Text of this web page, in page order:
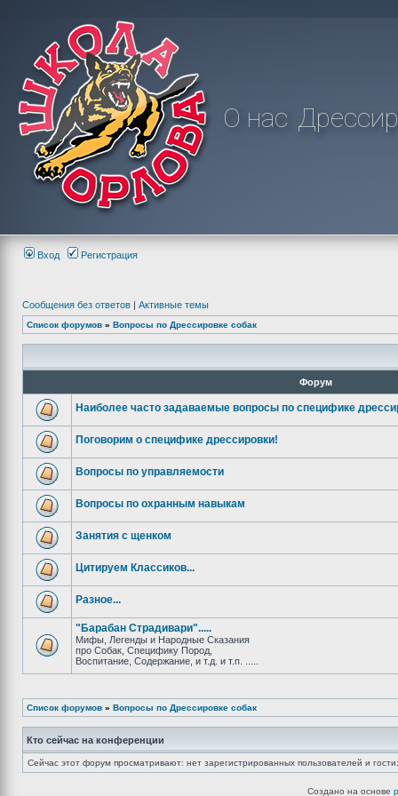
О нас
Вход Регистрация
Сообщения без ответов | Активные темы
Список форумов » Вопросы по Дрессировке собак
Форум
Наиболее часто задаваемые вопросы по специфике
Поговорим о специфике дрессировки!
Вопросы по управляемости
Вопросы по охранным навыкам
Занятия с щенком
Цитируем Классиков...
Разное...
"Барабан Страдивари".....
Мифы, Легенды и Народные Сказания
про Собак, Специфику Пород,
Воспитание, Содержание, и т.д. и т.п. .....
Список форумов » Вопросы по Дрессировке собак
Кто сейчас на конференции
Сейчас этот форум просматривают: нет зарегистрированных пользователей и
Создано на основе